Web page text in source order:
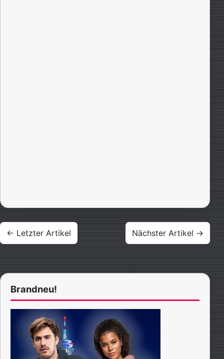
Beitragsnavigation
← Letzter Artikel Nächster Artikel →
Brandneu!